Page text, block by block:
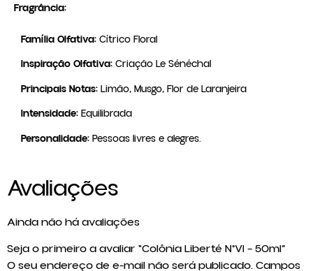
Fragrância:
Família Olfativa: Cítrico Floral
Inspiração Olfativa: Criação Le Sénéchal
Principais Notas: Limão, Musgo, Flor de Laranjeira
Intensidade: Equilibrada
Personalidade: Pessoas livres e alegres.
Avaliações
Ainda não há avaliações
Seja o primeiro a avaliar “Colônia Liberté N°VI – 50ml”
O seu endereço de e-mail não será publicado.Campos